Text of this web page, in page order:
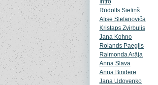
Intro
Rūdolfs Sietiņš
Alise Stefanoviča
Kristaps Zvirbulis
Jana Kohno
Rolands Paeglis
Raimonda Arāja
Anna Slava
Anna Bindere
Jana Udovenko